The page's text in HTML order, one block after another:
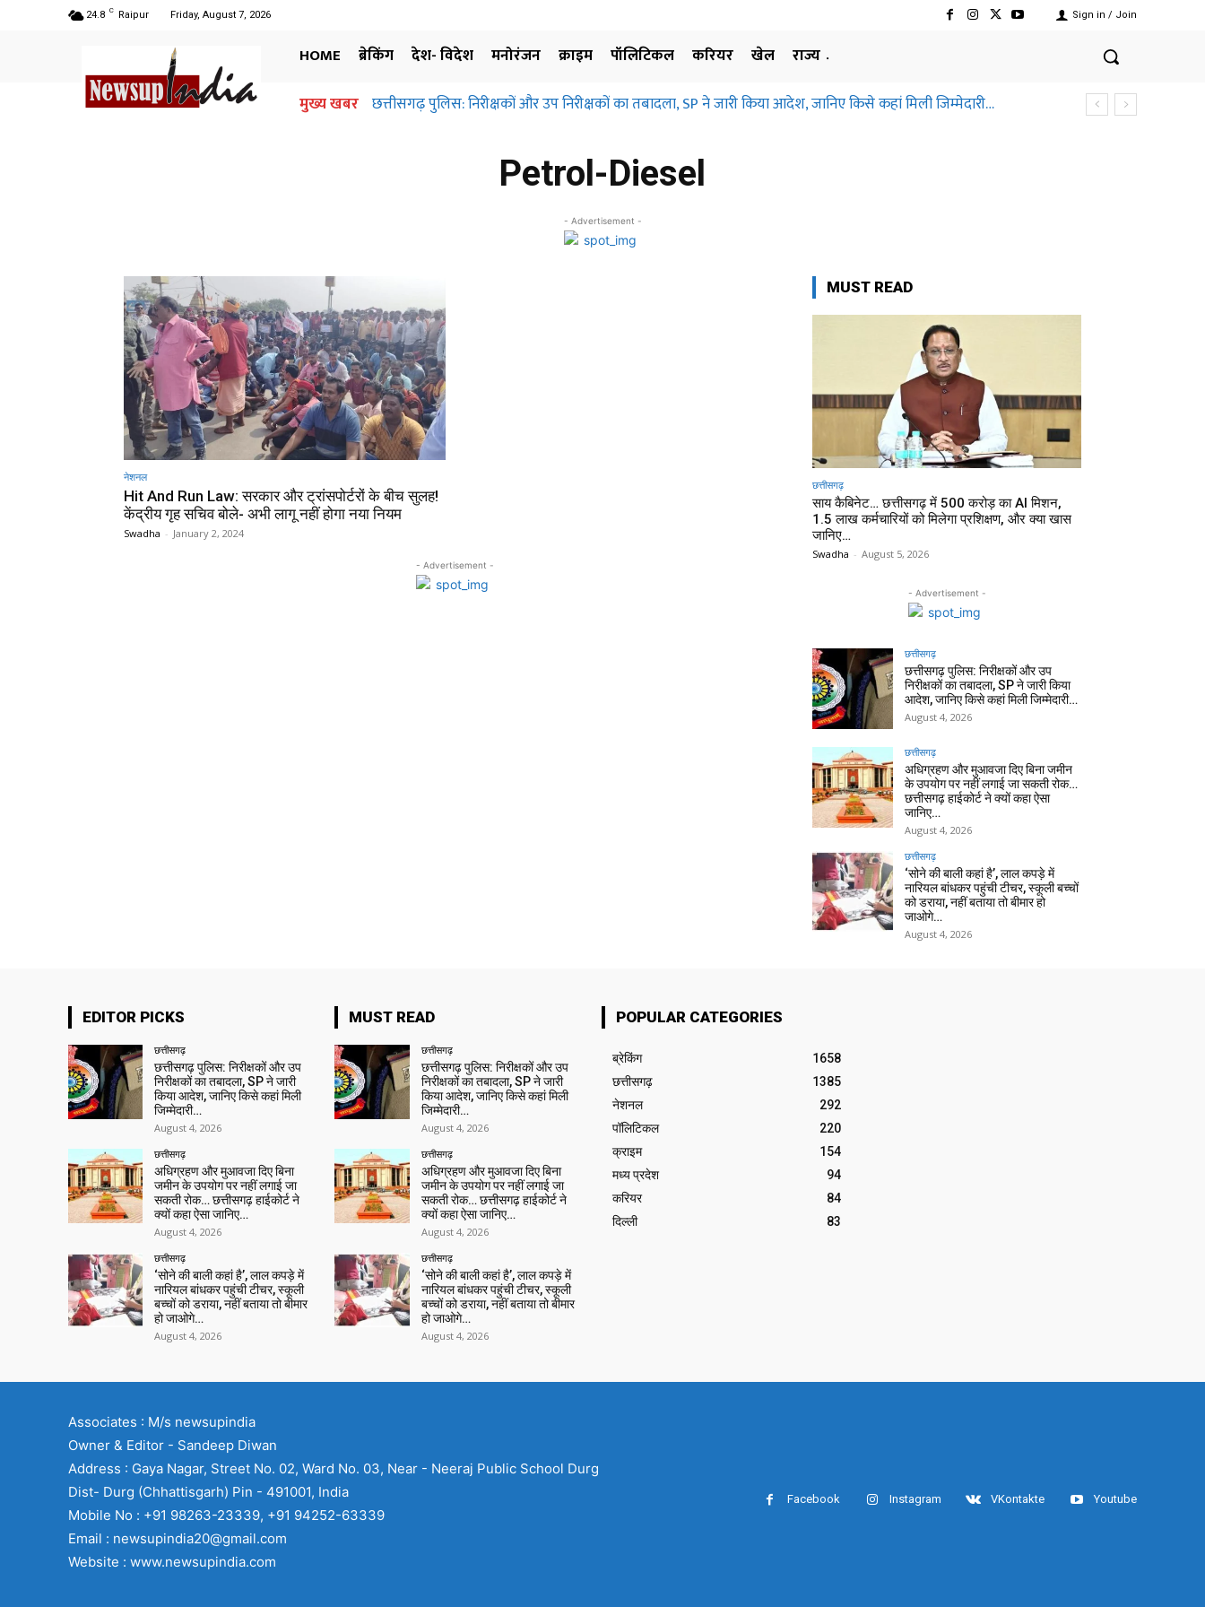
24.8 C Raipur Friday, August 7, 2026 Sign in / Join
HOME ब्रेकिंग देश- विदेश मनोरंजन क्राइम पॉलिटिकल करियर खेल
राज्य
मुख्य खबर छत्तीसगढ़ पुलिस: निरीक्षकों और उप निरीक्षकों का तबादला, SP ने जारी किया आदेश, जानिए किसे कहां मिली जिम्मेदारी…
Petrol-Diesel
- Advertisement -
नेशनल
Hit And Run Law: सरकार और ट्रांसपोर्टरों के बीच सुलह!
केंद्रीय गृह सचिव बोले- अभी लागू नहीं होगा नया नियम
Swadha - January 2, 2024
- Advertisement -
MUST READ
छत्तीसगढ़
साय कैबिनेट… छत्तीसगढ़ में 500 करोड़ का AI मिशन,
1.5 लाख कर्मचारियों को मिलेगा प्रशिक्षण, और क्या खास
जानिए…
Swadha - August 5, 2026
- Advertisement -
छत्तीसगढ़
छत्तीसगढ़ पुलिस: निरीक्षकों और उप
निरीक्षकों का तबादला, SP ने जारी किया
आदेश, जानिए किसे कहां मिली जिम्मेदारी…
August 4, 2026
छत्तीसगढ़
अधिग्रहण और मुआवजा दिए बिना जमीन
के उपयोग पर नहीं लगाई जा सकती रोक…
छत्तीसगढ़ हाईकोर्ट ने क्यों कहा ऐसा
जानिए…
August 4, 2026
छत्तीसगढ़
‘सोने की बाली कहां है’, लाल कपड़े में
नारियल बांधकर पहुंची टीचर, स्कूली बच्चों
को डराया, नहीं बताया तो बीमार हो
जाओगे…
August 4, 2026
EDITOR PICKS
छत्तीसगढ़
छत्तीसगढ़ पुलिस: निरीक्षकों और उप
निरीक्षकों का तबादला, SP ने जारी
किया आदेश, जानिए किसे कहां मिली
जिम्मेदारी…
August 4, 2026
छत्तीसगढ़
अधिग्रहण और मुआवजा दिए बिना
जमीन के उपयोग पर नहीं लगाई जा
सकती रोक… छत्तीसगढ़ हाईकोर्ट ने
क्यों कहा ऐसा जानिए…
August 4, 2026
छत्तीसगढ़
‘सोने की बाली कहां है’, लाल कपड़े में
नारियल बांधकर पहुंची टीचर, स्कूली
बच्चों को डराया, नहीं बताया तो बीमार
हो जाओगे…
August 4, 2026
MUST READ
छत्तीसगढ़
छत्तीसगढ़ पुलिस: निरीक्षकों और उप
निरीक्षकों का तबादला, SP ने जारी
किया आदेश, जानिए किसे कहां मिली
जिम्मेदारी…
August 4, 2026
छत्तीसगढ़
अधिग्रहण और मुआवजा दिए बिना
जमीन के उपयोग पर नहीं लगाई जा
सकती रोक… छत्तीसगढ़ हाईकोर्ट ने
क्यों कहा ऐसा जानिए…
August 4, 2026
छत्तीसगढ़
‘सोने की बाली कहां है’, लाल कपड़े में
नारियल बांधकर पहुंची टीचर, स्कूली
बच्चों को डराया, नहीं बताया तो बीमार
हो जाओगे…
August 4, 2026
POPULAR CATEGORIES
ब्रेकिंग
1658
छत्तीसगढ़
1385
नेशनल
292
पॉलिटिकल
220
क्राइम
154
मध्य प्रदेश
94
करियर
84
दिल्ली
83
Associates : M/s newsupindia
Owner & Editor - Sandeep Diwan
Address : Gaya Nagar, Street No. 02, Ward No. 03, Near - Neeraj Public School Durg
Dist- Durg (Chhattisgarh) Pin - 491001, India
Mobile No : +91 98263-23339, +91 94252-63339
Email : newsupindia20@gmail.com
Website : www.newsupindia.com
Facebook Instagram VKontakte Youtube